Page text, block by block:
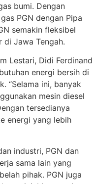
bumi. Dengan
PGN dengan Pipa
semakin fleksibel
di Jawa Tengah.
Lestari, Didi Ferdinand
energi bersih di
“Selama ini, banyak
mesin diesel
tersedianya
energi yang lebih
industri, PGN dan
sama lain yang
pihak. PGN juga